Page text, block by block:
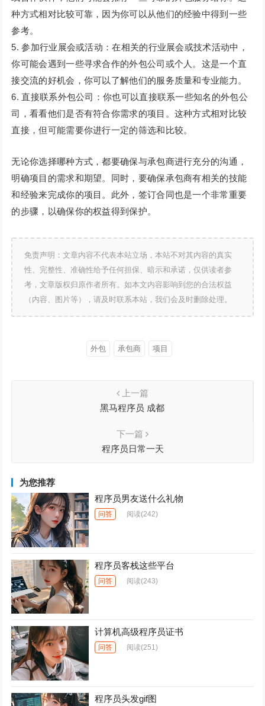
种方式相对比较可靠，因为你可以从他们的经验中得到一些
参考。
5. 参加行业展会或活动：在相关的行业展会或技术活动中，
你可能会遇到一些寻求合作的外包公司或个人。这是一个直
接交流的好机会，你可以了解他们的服务质量和专业能力。
6. 直接联系外包公司：你也可以直接联系一些知名的外包公
司，看看他们是否有符合你需求的项目。这种方式相对比较
直接，但可能需要你进行一定的筛选和比较。
无论你选择哪种方式，都要确保与承包商进行充分的沟通，
明确项目的需求和期望。同时，要确保承包商有相关的技能
和经验来完成你的项目。此外，签订合同也是一个非常重要
的步骤，以确保你的权益得到保护。
免责声明：文章内容不代表本站立场，本站不对其内容的真实
性、完整性、准确性给予任何担保、暗示和承诺，仅供读者参
考，文章版权归原作者所有。如本文内容影响到您的合法权益
（内容、图片等），请及时联系本站，我们会及时删除处理。
外包 承包商 项目
上一篇
黑马程序员 成都
下一篇
程序员日常一天
为您推荐
程序员男友送什么礼物
问答 阅读(242)
程序员客栈这些平台
问答 阅读(243)
计算机高级程序员证书
问答 阅读(251)
程序员头发gif图